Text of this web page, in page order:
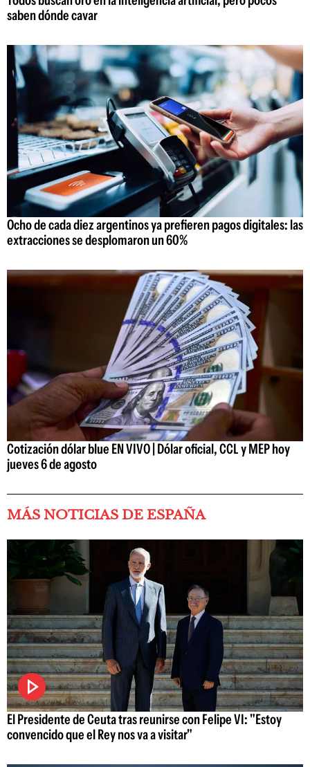
saben dónde cavar
Ocho de cada diez argentinos ya prefieren pagos digitales: las
extracciones se desplomaron un 60%
Cotización dólar blue EN VIVO | Dólar oficial, CCL y MEP hoy
jueves 6 de agosto
MÁS NOTICIAS DE ESPAÑA
El Presidente de Ceuta tras reunirse con Felipe VI: "Estoy
convencido que el Rey nos va a visitar"